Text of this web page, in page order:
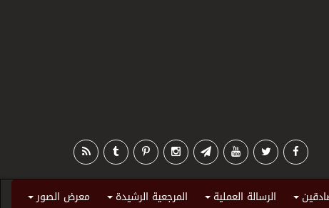
الرسالة العملية المرجعية الرشيدة معرض الصور